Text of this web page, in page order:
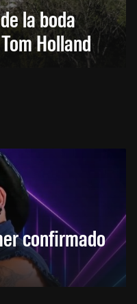
la boda
Holland
confirmado